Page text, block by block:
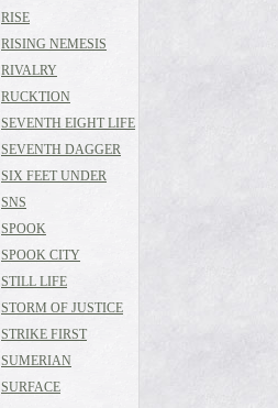
RISE
RISING NEMESIS
RIVALRY
RUCKTION
SEVENTH EIGHT LIFE
SEVENTH DAGGER
SIX FEET UNDER
SNS
SPOOK
SPOOK CITY
STILL LIFE
STORM OF JUSTICE
STRIKE FIRST
SUMERIAN
SURFACE